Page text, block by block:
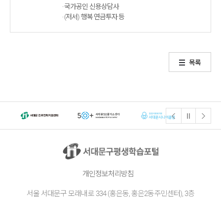
· 국가공인 신용상담사
· (저서) 행복 연금투자 등
목록
개인정보처리방침
서울 서대문구 모래내로 334 (홍은동, 홍은2동주민센터), 3층